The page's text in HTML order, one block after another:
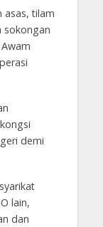
asas, tilam
sokongan
demi
lain,
dan